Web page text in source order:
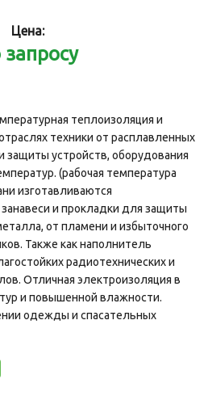
Цена:
запросу
теплоизоляция и
техники от расплавленных
защиты устройств, оборудования
(рабочая температура
изготавливаются
и прокладки для защиты
от пламени и избыточного
Также как наполнитель
радиотехнических и
Отличная электроизоляция в
и повышенной влажности.
одежды и спасательных